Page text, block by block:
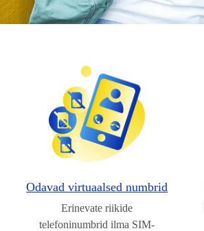
Odavad virtuaalsed numbrid
Erinevate riikide
telefoninumbrid ilma SIM-